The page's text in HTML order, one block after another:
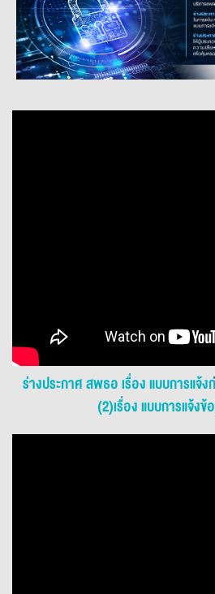
ร่างประกาศ สพธอ เรื่อง แบบการแจ้
(2)เรื่อง แบบการแจ้งข้